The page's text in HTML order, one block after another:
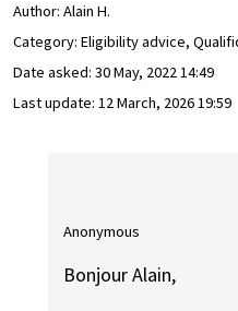
Author: Alain H.
Category: Eligibility advice,
Date asked: 30 May, 2022 14:49
Last update: 12 March, 2026 19:59
Anonymous
Bonjour Alain,